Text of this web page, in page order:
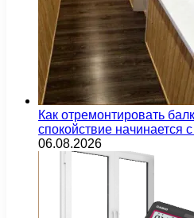
Как отремонтировать
спокойствие начинается
06.08.2026